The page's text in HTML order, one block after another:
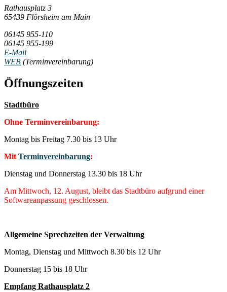
Rathausplatz 3
65439 Flörsheim am Main
06145 955-110
06145 955-199
E-Mail
WEB (Terminvereinbarung)
Öffnungszeiten
Stadtbüro
Ohne Terminvereinbarung:
Montag bis Freitag 7.30 bis 13 Uhr
Mit Terminvereinbarung:
Dienstag und Donnerstag 13.30 bis 18 Uhr
Am Mittwoch, 12. August, bleibt das Stadtbüro aufgrund einer
Softwareanpassung geschlossen.
Allgemeine Sprechzeiten der Verwaltung
Montag, Dienstag und Mittwoch 8.30 bis 12 Uhr
Donnerstag 15 bis 18 Uhr
Empfang Rathausplatz 2